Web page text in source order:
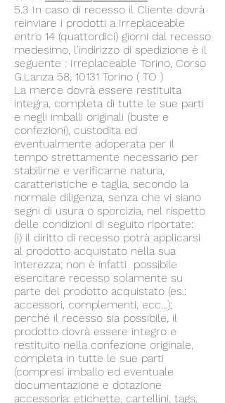
5.3 In caso di recesso il Cliente dovrà
reinviare i prodotti a Irreplaceable
entro 14 (quattordici) giorni dal recesso
medesimo, l'indirizzo di spedizione è il
seguente : Irreplaceable Torino, Corso
G.Lanza 58, 10131 Torino ( TO )
La merce dovrà essere restituita
integra, completa di tutte le sue parti
e negli imballi originali (buste e
confezioni), custodita ed
eventualmente adoperata per il
tempo strettamente necessario per
stabilirne e verificarne natura,
caratteristiche e taglia, secondo la
normale diligenza, senza che vi siano
segni di usura o sporcizia, nel rispetto
delle condizioni di seguito riportate:
(i) il diritto di recesso potrà applicarsi
al prodotto acquistato nella sua
interezza; non è infatti possibile
esercitare recesso solamente su
parte del prodotto acquistato (es.:
accessori, complementi, ecc...);
perché il recesso sia possibile, il
prodotto dovrà essere integro e
restituito nella confezione originale,
completa in tutte le sue parti
(compresi imballo ed eventuale
documentazione e dotazione
accessoria: etichette, cartellini, tags,